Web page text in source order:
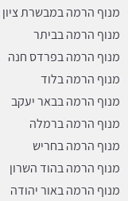
מנוף הרמה במבשרת ציון
מנוף הרמה בביתר
מנוף הרמה בפרדס חנה
מנוף הרמה בלוד
מנוף הרמה בבאר יעקב
מנוף הרמה ברמלה
מנוף הרמה בחריש
מנוף הרמה בהוד השרון
מנוף הרמה באור יהודה